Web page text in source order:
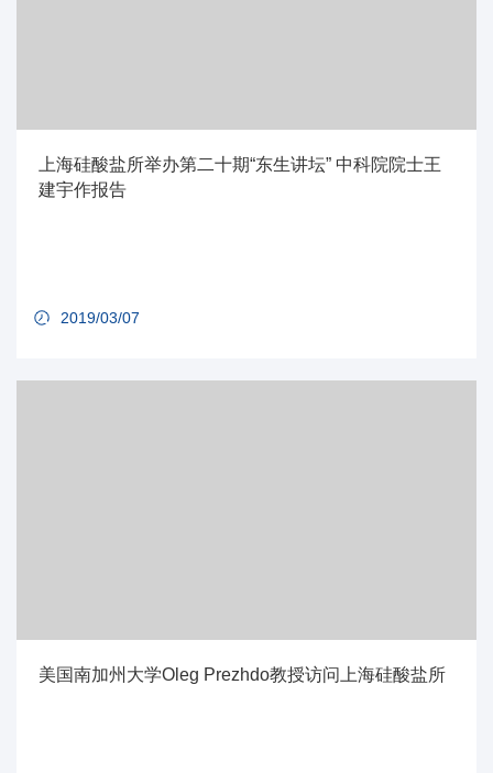
上海硅酸盐所举办第二十期“东生讲坛” 中科院院士王
建宇作报告
2019/03/07
美国南加州大学Oleg Prezhdo教授访问上海硅酸盐所